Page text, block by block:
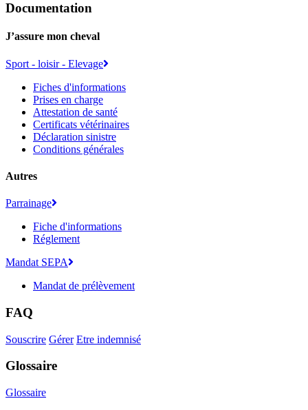
Documentation
J’assure mon cheval
Sport - loisir - Elevage
Fiches d'informations
Prises en charge
Attestation de santé
Certificats vétérinaires
Déclaration sinistre
Conditions générales
Autres
Parrainage
Fiche d'informations
Réglement
Mandat SEPA
Mandat de prélèvement
FAQ
Souscrire Gérer Etre indemnisé
Glossaire
Glossaire